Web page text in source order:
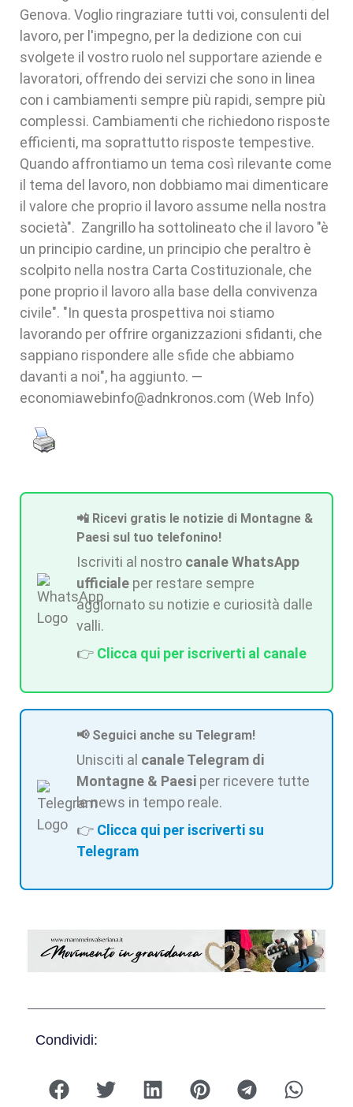
Genova. Voglio ringraziare tutti voi, consulenti del
lavoro, per l'impegno, per la dedizione con cui
svolgete il vostro ruolo nel supportare aziende e
lavoratori, offrendo dei servizi che sono in linea
con i cambiamenti sempre più rapidi, sempre più
complessi. Cambiamenti che richiedono risposte
efficienti, ma soprattutto risposte tempestive.
Quando affrontiamo un tema così rilevante come
il tema del lavoro, non dobbiamo mai dimenticare
il valore che proprio il lavoro assume nella nostra
società". Zangrillo ha sottolineato che il lavoro "è
un principio cardine, un principio che peraltro è
scolpito nella nostra Carta Costituzionale, che
pone proprio il lavoro alla base della convivenza
civile". "In questa prospettiva noi stiamo
lavorando per offrire organizzazioni sfidanti, che
sappiano rispondere alle sfide che abbiamo
davanti a noi", ha aggiunto. —
economiawebinfo@adnkronos.com (Web Info)
📲 Ricevi gratis le notizie di Montagne &
Paesi sul tuo telefonino!
Iscriviti al nostro canale WhatsApp
ufficiale per restare sempre
aggiornato su notizie e curiosità dalle
valli.
👉 Clicca qui per iscriverti al canale
📢 Seguici anche su Telegram!
Unisciti al canale Telegram di
Montagne & Paesi per ricevere tutte
le news in tempo reale.
👉 Clicca qui per iscriverti su
Telegram
Condividi: